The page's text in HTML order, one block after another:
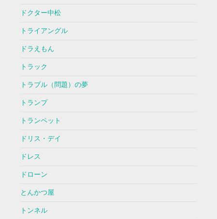
ドクター中松
トライアングル
ドラえもん
トラック
トラブル（問題）の夢
トランプ
トランペット
ドリス・デイ
ドレス
ドローン
とんかつ屋
トンネル